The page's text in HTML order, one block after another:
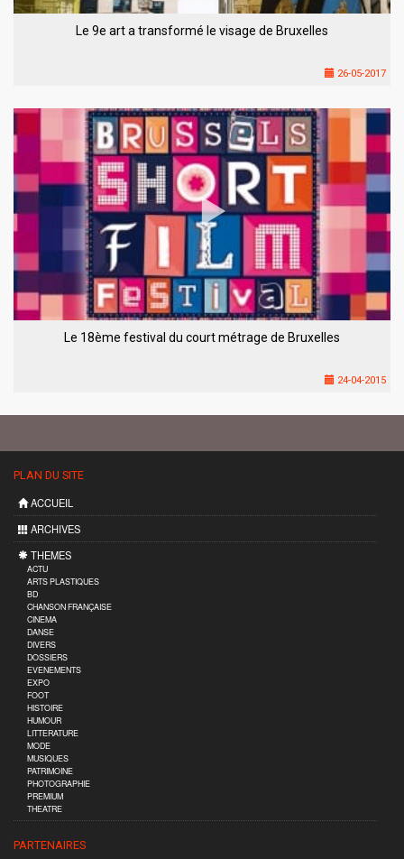
Le 9e art a transformé le visage de Bruxelles
26-05-2017
Le 18ème festival du court métrage de Bruxelles
24-04-2015
PLAN DU SITE
ACCUEIL
ARCHIVES
THEMES
ACTU
ARTS PLASTIQUES
BD
CHANSON FRANÇAISE
CINEMA
DANSE
DIVERS
DOSSIERS
EVENEMENTS
EXPO
FOOT
HISTOIRE
HUMOUR
LITTERATURE
MODE
MUSIQUES
PATRIMOINE
PHOTOGRAPHIE
PREMIUM
THEATRE
PARTENAIRES